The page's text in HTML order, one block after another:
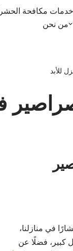
خدمات مكافحة
من نحن
للأبد
في منازلنا،
كبير، فضلًا عن